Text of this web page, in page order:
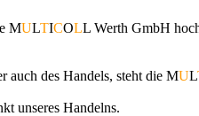
MULTICOLL Werth GmbH
auch des Handels, steht die MUL
unseres Handelns.